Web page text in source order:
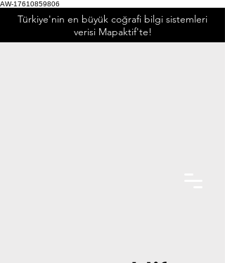
AW-17610859806
Türkiye'nin en büyük coğrafi bilgi sistemleri
verisi Mapaktif'te!